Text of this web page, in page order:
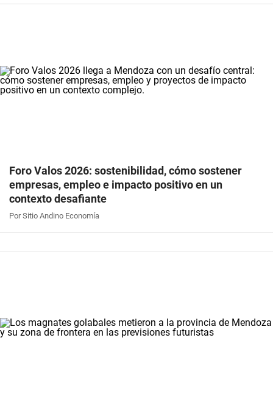
Foro Valos 2026: sostenibilidad, cómo sostener
empresas, empleo e impacto positivo en un
contexto desafiante
Por Sitio Andino Economía